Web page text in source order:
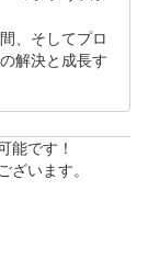
示ください
ミュレータ
、そしてプロ
解決と成長す
能です！
います。